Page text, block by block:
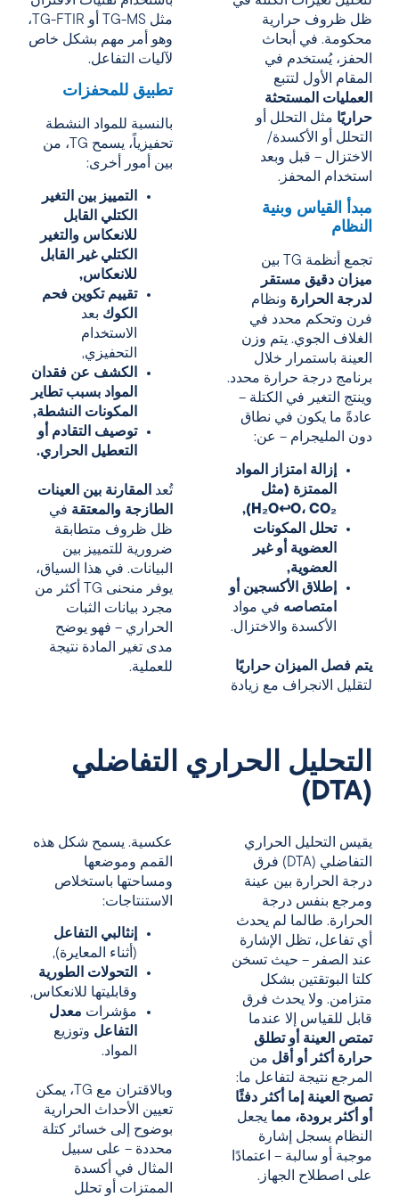
ظل ظروف حرارية
محكومة. في أبحاث
الحفز، يُستخدم في
المقام الأول لتتبع
العمليات المستحثة
حراريًا مثل التحلل أو
التحلل أو الأكسدة/
الاختزال – قبل وبعد
استخدام المحفز.
مبدأ القياس وبنية
النظام
تجمع أنظمة TG بين
ميزان دقيق مستقر
لدرجة الحرارة ونظام
فرن وتحكم محدد في
الغلاف الجوي. يتم وزن
العينة باستمرار خلال
برنامج درجة حرارة محدد.
وينتج التغير في الكتلة –
عادةً ما يكون في نطاق
دون المليجرام – عن:
إزالة امتزاز المواد
الممتزة (مثل
H₂O↩O، CO₂),
تحلل المكونات
العضوية أو غير
العضوية,
إطلاق الأكسجين أو
امتصاصه في مواد
الأكسدة والاختزال.
يتم فصل الميزان حراريًا
لتقليل الانجراف مع زيادة
مثل TG-MS أو TG-FTIR،
وهو أمر مهم بشكل خاص
لآليات التفاعل.
تطبيق للمحفزات
بالنسبة للمواد النشطة
تحفيزياً، يسمح TG، من
بين أمور أخرى:
التمييز بين التغير
الكتلي القابل
للانعكاس والتغير
الكتلي غير القابل
للانعكاس,
تقييم تكوين فحم
الكوك بعد
الاستخدام
التحفيزي,
الكشف عن فقدان
المواد بسبب تطاير
المكونات النشطة,
توصيف التقادم أو
التعطيل الحراري.
تُعد
المقارنة بين العينات
الطازجة والمعتقة في
ظل ظروف متطابقة
ضرورية للتمييز بين
البيانات. في هذا السياق،
يوفر منحنى TG أكثر من
مجرد بيانات الثبات
الحراري – فهو يوضح
مدى تغير المادة نتيجة
للعملية.
التحليل الحراري التفاضلي
(DTA)
يقيس التحليل الحراري
التفاضلي (DTA) فرق
درجة الحرارة بين عينة
ومرجع بنفس درجة
الحرارة. طالما لم يحدث
أي تفاعل، تظل الإشارة
عند الصفر – حيث تسخن
كلتا البوتقتين بشكل
متزامن. ولا يحدث فرق
قابل للقياس إلا عندما
تمتص العينة أو تطلق
حرارة أكثر أو أقل من
المرجع نتيجة لتفاعل ما:
تصبح العينة إما أكثر دفئًا
أو أكثر برودة، مما يجعل
النظام يسجل إشارة
موجبة أو سالبة – اعتمادًا
على اصطلاح الجهاز.
عكسية. يسمح شكل هذه
القمم وموضعها
ومساحتها باستخلاص
الاستنتاجات:
إنثالبي التفاعل
(أثناء المعايرة),
التحولات الطورية
وقابليتها للانعكاس,
مؤشرات معدل
التفاعل وتوزيع
المواد.
وبالاقتران مع TG، يمكن
تعيين الأحداث الحرارية
بوضوح إلى خسائر كتلة
محددة – على سبيل
المثال في أكسدة
الممتزات أو تحلل